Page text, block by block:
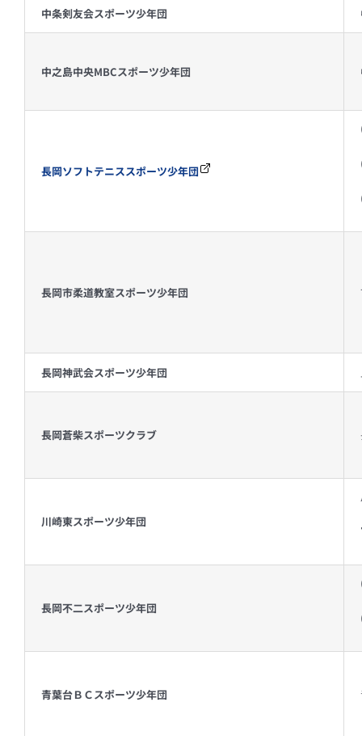
中条剣友会スポーツ少年団
中之島中央MBCスポーツ少年団
長岡ソフトテニススポーツ少年団
長岡市柔道教室スポーツ少年団
長岡神武会スポーツ少年団
長岡蒼柴スポーツクラブ
川崎東スポーツ少年団
長岡不二スポーツ少年団
青葉台ＢＣスポーツ少年団